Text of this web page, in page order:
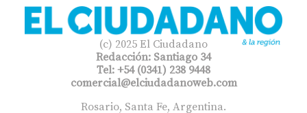
(c) 2025 El Ciudadano
Redacción: Santiago 34
Tel: +54 (0341) 238 9448
comercial@elciudadanoweb.com​
Rosario, Santa Fe, Argentina.